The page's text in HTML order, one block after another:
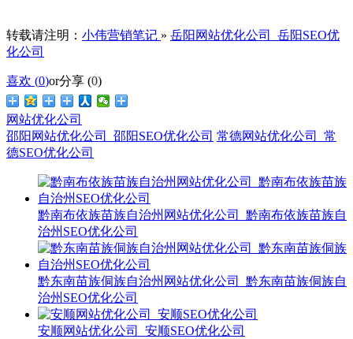
转载请注明： 小伟营销笔记 » 岳阳网站优化公司_岳阳SEO优
化公司
喜欢 (0)or分享 (0)
网站优化公司
邵阳网站优化公司_邵阳SEO优化公司 常德网站优化公司_常
德SEO优化公司
黔南布依族苗族自治州网站优化公司_黔南布依族苗族自
治州SEO优化公司
黔东南苗族侗族自治州网站优化公司_黔东南苗族侗族自
治州SEO优化公司
安顺网站优化公司_安顺SEO优化公司